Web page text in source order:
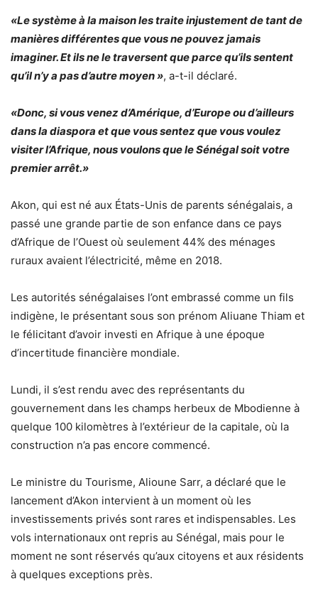
«Le système à la maison les traite injustement de tant de
manières différentes que vous ne pouvez jamais
imaginer. Et ils ne le traversent que parce qu’ils sentent
qu’il n’y a pas d’autre moyen », a-t-il déclaré.
«Donc, si vous venez d’Amérique, d’Europe ou d’ailleurs
dans la diaspora et que vous sentez que vous voulez
visiter l’Afrique, nous voulons que le Sénégal soit votre
premier arrêt.»
Akon, qui est né aux États-Unis de parents sénégalais, a
passé une grande partie de son enfance dans ce pays
d’Afrique de l’Ouest où seulement 44% des ménages
ruraux avaient l’électricité, même en 2018.
Les autorités sénégalaises l’ont embrassé comme un fils
indigène, le présentant sous son prénom Aliuane Thiam et
le félicitant d’avoir investi en Afrique à une époque
d’incertitude financière mondiale.
Lundi, il s’est rendu avec des représentants du
gouvernement dans les champs herbeux de Mbodienne à
quelque 100 kilomètres à l’extérieur de la capitale, où la
construction n’a pas encore commencé.
Le ministre du Tourisme, Alioune Sarr, a déclaré que le
lancement d’Akon intervient à un moment où les
investissements privés sont rares et indispensables. Les
vols internationaux ont repris au Sénégal, mais pour le
moment ne sont réservés qu’aux citoyens et aux résidents
à quelques exceptions près.